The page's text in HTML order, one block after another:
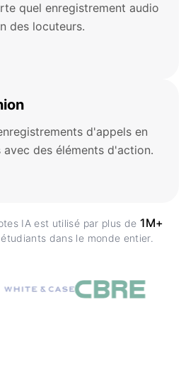
quel enregistrement audio
des locuteurs.
d'appels en
des éléments d'action.
IA est utilisé par plus de 1M+
dans le monde entier.